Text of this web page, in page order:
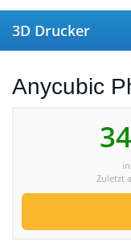
Skip to main content
3D Drucker
Anycubic
Zuletzt